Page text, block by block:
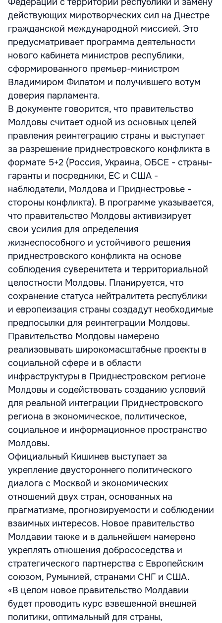
действующих миротворческих сил на Днестре
гражданской международной миссией. Это
предусматривает программа деятельности
нового кабинета министров республики,
сформированного премьер-министром
Владимиром Филатом и получившего вотум
доверия парламента.
В документе говорится, что правительство
Молдовы считает одной из основных целей
правления реинтеграцию страны и выступает
за разрешение приднестровского конфликта в
формате 5+2 (Россия, Украина, ОБСЕ - страны-
гаранты и посредники, ЕС и США -
наблюдатели, Молдова и Приднестровье -
стороны конфликта). В программе указывается,
что правительство Молдовы активизирует
свои усилия для определения
жизнеспособного и устойчивого решения
приднестровского конфликта на основе
соблюдения суверенитета и территориальной
целостности Молдовы. Планируется, что
сохранение статуса нейтралитета республики
и европеизация страны создадут необходимые
предпосылки для реинтеграции Молдовы.
Правительство Молдовы намерено
реализовывать широкомасштабные проекты в
социальной сфере и в области
инфраструктуры в Приднестровском регионе
Молдовы и содействовать созданию условий
для реальной интеграции Приднестровского
региона в экономическое, политическое,
социальное и информационное пространство
Молдовы.
Официальный Кишинев выступает за
укрепление двустороннего политического
диалога с Москвой и экономических
отношений двух стран, основанных на
прагматизме, прогнозируемости и соблюдении
взаимных интересов. Новое правительство
Молдавии также и в дальнейшем намерено
укреплять отношения добрососедства и
стратегического партнерства с Европейским
союзом, Румынией, странами СНГ и США.
«В целом новое правительство Молдавии
будет проводить курс взвешенной внешней
политики, оптимальный для страны,